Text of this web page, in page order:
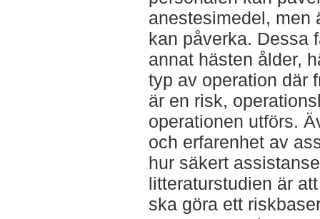
anestesimedel, men
kan påverka. Dessa
annat hästen ålder,
typ av operation där
är en risk,
operationen utförs.
och erfarenhet av
hur säkert
litteraturstudien är
ska göra ett